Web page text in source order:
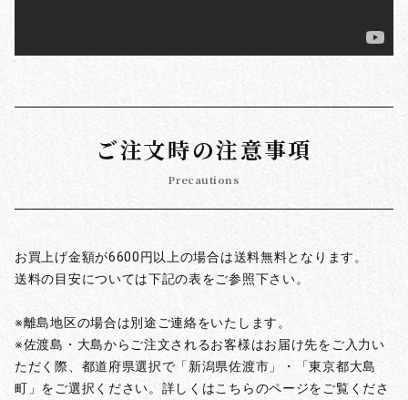
ご注文時の注意事項
Precautions
お買上げ金額が6600円以上の場合は送料無料となります。
送料の目安については下記の表をご参照下さい。
※離島地区の場合は別途ご連絡をいたします。
※佐渡島・大島からご注文されるお客様はお届け先をご入力い
ただく際、都道府県選択で「新潟県佐渡市」・「東京都大島
町」をご選択ください。詳しくはこちらのページをご覧くださ